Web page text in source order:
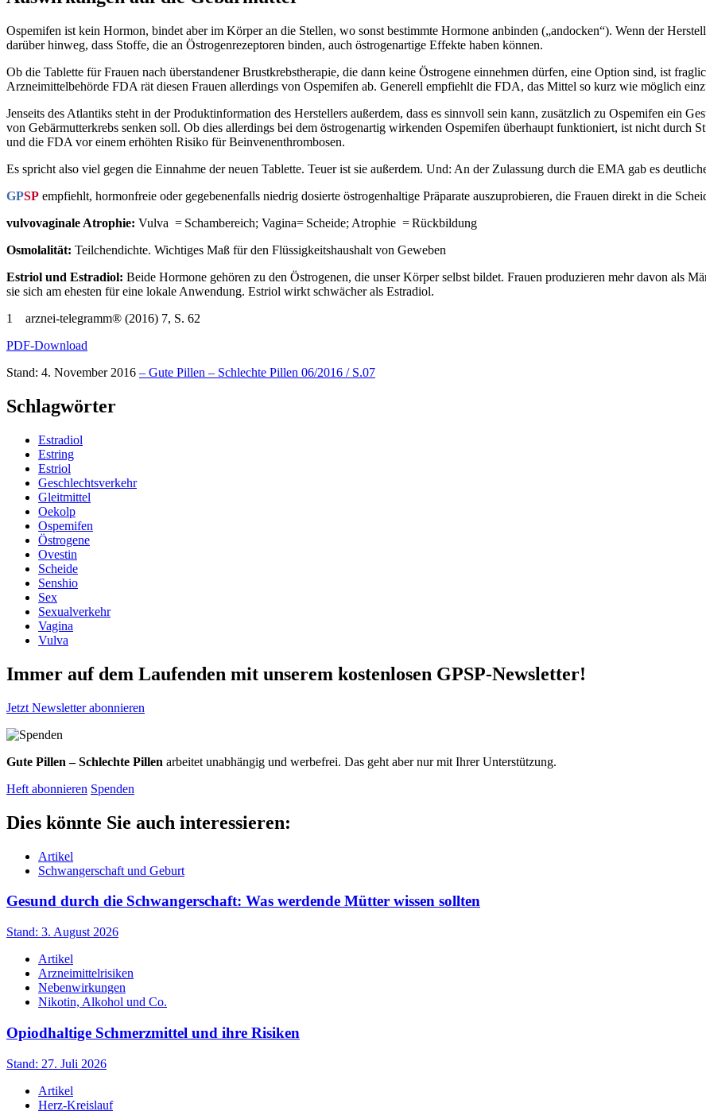
Ospemifen ist kein Hormon, bindet aber im Körper an die Stellen, wo sonst bestimmte Hormone anbinden („andocken“). Wenn der
darüber hinweg, dass Stoffe, die an Östrogenrezeptoren binden, auch östrogenartige Effekte haben können.
Ob die Tablette für Frauen nach überstandener Brustkrebstherapie, die dann keine Östrogene einnehmen dürfen, eine Option sind, ist
Arzneimittelbehörde FDA rät diesen Frauen allerdings von Ospemifen ab. Generell empfiehlt die FDA, das Mittel so kurz wie möglich
Jenseits des Atlantiks steht in der Produktinformation des Herstellers außerdem, dass es sinnvoll sein kann, zusätzlich zu Ospemifen ein
von Gebärmutterkrebs senken soll. Ob dies allerdings bei dem östrogenartig wirkenden Ospemifen überhaupt funktioniert, ist nicht durch
und die FDA vor einem erhöhten Risiko für Beinvenenthrombosen.
Es spricht also viel gegen die Einnahme der neuen Tablette. Teuer ist sie außerdem. Und: An der Zulassung durch die EMA gab es
GPSP empfiehlt, hormonfreie oder gegebenenfalls niedrig dosierte östrogenhaltige Präparate auszuprobieren, die Frauen direkt in die
vulvovaginale Atrophie: Vulva = Schambereich; Vagina= Scheide; Atrophie = Rückbildung
Osmolalität: Teilchendichte. Wichtiges Maß für den Flüssigkeitshaushalt von Geweben
Estriol und Estradiol: Beide Hormone gehören zu den Östrogenen, die unser Körper selbst bildet. Frauen produzieren mehr davon als
sie sich am ehesten für eine lokale Anwendung. Estriol wirkt schwächer als Estradiol.
1 arznei-telegramm® (2016) 7, S. 62
PDF-Download
Stand: 4. November 2016 – Gute Pillen – Schlechte Pillen 06/2016 / S.07
Schlagwörter
Estradiol
Estring
Estriol
Geschlechtsverkehr
Gleitmittel
Oekolp
Ospemifen
Östrogene
Ovestin
Scheide
Senshio
Sex
Sexualverkehr
Vagina
Vulva
Immer auf dem Laufenden mit unserem kostenlosen GPSP-Newsletter!
Jetzt Newsletter abonnieren
Gute Pillen – Schlechte Pillen arbeitet unabhängig und werbefrei. Das geht aber nur mit Ihrer Unterstützung.
Heft abonnieren Spenden
Dies könnte Sie auch interessieren:
Artikel
Schwangerschaft und Geburt
Gesund durch die Schwangerschaft: Was werdende Mütter wissen sollten
Stand: 3. August 2026
Artikel
Arzneimittelrisiken
Nebenwirkungen
Nikotin, Alkohol und Co.
Opiodhaltige Schmerzmittel und ihre Risiken
Stand: 27. Juli 2026
Artikel
Herz-Kreislauf